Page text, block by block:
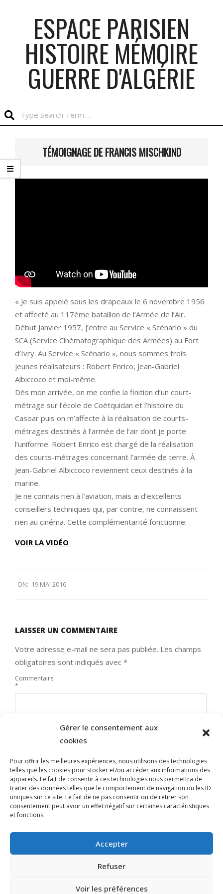
Gérer le consentement aux
cookies
Pour offrir les meilleures expériences, nous utilisons des technologies
telles que les cookies pour stocker et/ou accéder aux informations des
appareils. Le fait de consentir à ces technologies nous permettra de
traiter des données telles que le comportement de navigation ou les ID
uniques sur ce site. Le fait de ne pas consentir ou de retirer son
consentement peut avoir un effet négatif sur certaines caractéristiques
et fonctions.
Accepter
Refuser
Voir les préférences
ESPACE PARISIEN
HISTOIRE MÉMOIRE
GUERRE D'ALGÉRIE
Menu
TÉMOIGNAGE DE FRANCIS MISCHKIND
« Je suis appelé sous les drapeaux le 6 novembre 1956
et affecté au 117ème bataillon de l’Armée de l’Air.
Début Janvier 1957, j’entre au Service « Scénario » du
SCA (Service Cinématographique des Armées) au Fort
d’Ivry. Au Service « Scénario », nous sommes trois
jeunes réalisateurs : Robert Enrico, Jean-Gabriel
Albiccoco et moi-même.
Dès mon arrivée, on me confie la finition d’un court-
métrage sur l’école de Coëtquidan et l’histoire du
Casoar puis on m’affecte à la réalisation de courts-
métrages destinés à l’armée de l’air dont je porte
l’uniforme. Robert Enrico est chargé de la réalisation
des courts-métrages concernant l’armée de terre. À
Jean-Gabriel Albiccoco reviennent ceux destinés à la
marine.
Je ne connais rien à l’aviation, mais ai d’excellents
conseillers techniques qui, par contre, ne connaissent
rien au cinéma. Cette complémentarité fonctionne.
VOIR LA VIDÉO
05-
19
ON: 19 MAI 2016
LAISSER UN COMMENTAIRE
Votre adresse e-mail ne sera pas publiée. Les champs
obligatoires sont indiqués avec *
Commentaire
*
Nom
E-mail